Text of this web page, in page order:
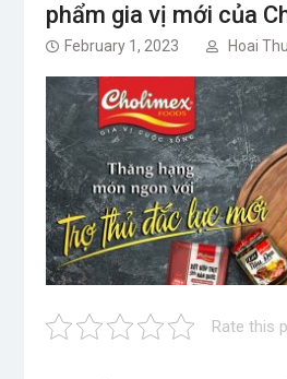
phẩm gia vị mới của
February 1, 2023 Hoai
Rate this